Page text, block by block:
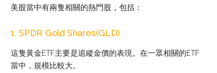
美股當中有兩隻相關的熱門股，包括：
1. SPDR Gold Shares(GLD)
這隻黃金ETF主要是追縱金價的表現。在一眾相關的ETF
當中，規模比較大。